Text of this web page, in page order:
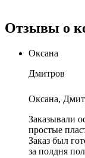
Отзывы о
Оксана
Дмитров
Оксана,
Заказывали
простые
Заказ был
за полдня